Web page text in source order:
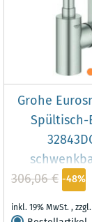
Grohe
306,06 € -48%
inkl. 19% MwSt.,zzgl.